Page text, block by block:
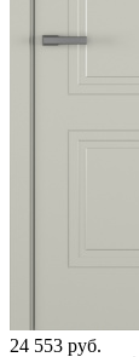
24 553 руб.